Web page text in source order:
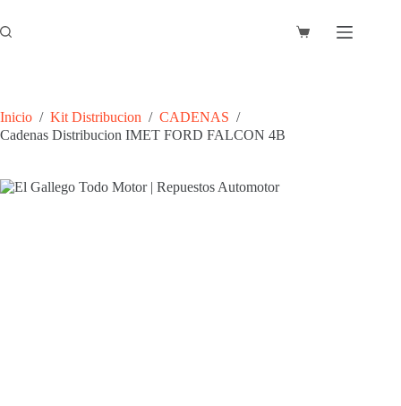
al
contenido
Carro
Inicio / Kit Distribucion / CADENAS /
Cadenas Distribucion IMET FORD FALCON 4B